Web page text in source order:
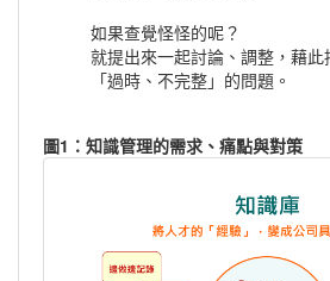
如果查覺怪怪的呢？
就提出來一起討論、調整，藉
「過時、不完整」的問題。
圖1：知識管理的需求、痛點與對策